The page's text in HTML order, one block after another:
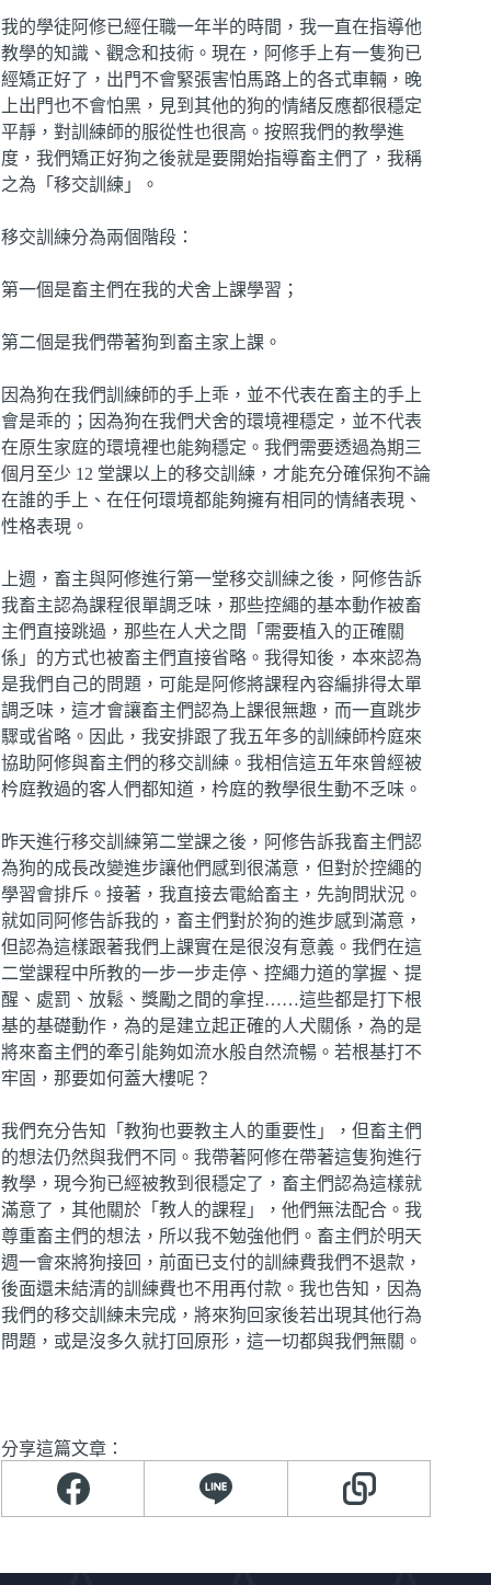
我的學徒阿修已經任職一年半的時間，我一直在指導他
教學的知識、觀念和技術。現在，阿修手上有一隻狗已
經矯正好了，出門不會緊張害怕馬路上的各式車輛，晚
上出門也不會怕黑，見到其他的狗的情緒反應都很穩定
平靜，對訓練師的服從性也很高。按照我們的教學進
度，我們矯正好狗之後就是要開始指導畜主們了，我稱
之為「移交訓練」。
移交訓練分為兩個階段：
第一個是畜主們在我的犬舍上課學習；
第二個是我們帶著狗到畜主家上課。
因為狗在我們訓練師的手上乖，並不代表在畜主的手上
會是乖的；因為狗在我們犬舍的環境裡穩定，並不代表
在原生家庭的環境裡也能夠穩定。我們需要透過為期三
個月至少 12 堂課以上的移交訓練，才能充分確保狗不論
在誰的手上、在任何環境都能夠擁有相同的情緒表現、
性格表現。
上週，畜主與阿修進行第一堂移交訓練之後，阿修告訴
我畜主認為課程很單調乏味，那些控繩的基本動作被畜
主們直接跳過，那些在人犬之間「需要植入的正確關
係」的方式也被畜主們直接省略。我得知後，本來認為
是我們自己的問題，可能是阿修將課程內容編排得太單
調乏味，這才會讓畜主們認為上課很無趣，而一直跳步
驟或省略。因此，我安排跟了我五年多的訓練師枔庭來
協助阿修與畜主們的移交訓練。我相信這五年來曾經被
枔庭教過的客人們都知道，枔庭的教學很生動不乏味。
昨天進行移交訓練第二堂課之後，阿修告訴我畜主們認
為狗的成長改變進步讓他們感到很滿意，但對於控繩的
學習會排斥。接著，我直接去電給畜主，先詢問狀況。
就如同阿修告訴我的，畜主們對於狗的進步感到滿意，
但認為這樣跟著我們上課實在是很沒有意義。我們在這
二堂課程中所教的一步一步走停、控繩力道的掌握、提
醒、處罰、放鬆、獎勵之間的拿捏……這些都是打下根
基的基礎動作，為的是建立起正確的人犬關係，為的是
將來畜主們的牽引能夠如流水般自然流暢。若根基打不
牢固，那要如何蓋大樓呢？
我們充分告知「教狗也要教主人的重要性」，但畜主們
的想法仍然與我們不同。我帶著阿修在帶著這隻狗進行
教學，現今狗已經被教到很穩定了，畜主們認為這樣就
滿意了，其他關於「教人的課程」，他們無法配合。我
尊重畜主們的想法，所以我不勉強他們。畜主們於明天
週一會來將狗接回，前面已支付的訓練費我們不退款，
後面還未結清的訓練費也不用再付款。我也告知，因為
我們的移交訓練未完成，將來狗回家後若出現其他行為
問題，或是沒多久就打回原形，這一切都與我們無關。
分享這篇文章：